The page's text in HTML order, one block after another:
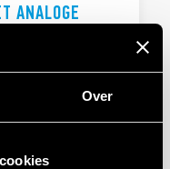
Over
ANALOGE
kleppen
de automatische